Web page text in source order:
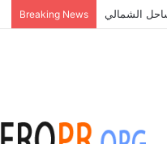
Breaking News